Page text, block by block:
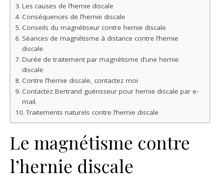
Les causes de l’hernie discale
Conséquences de l’hernie discale
Conseils du magnétiseur contre hernie discale
Séances de magnétisme à distance contre l’hernie
discale
Durée de traitement par magnétisme d’une hernie
discale
Contre l’hernie discale, contactez moi
Contactez Bertrand guérisseur pour hernie discale par e-
mail.
Traitements naturels contre l’hernie discale
Le magnétisme contre
l’hernie discale